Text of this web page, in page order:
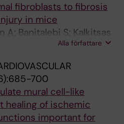
fibroblasts to fibrosis
in mice
A; Banitalebi S; Kalkitsas
E; Herault Y;
Alla författare
700
mural cell-like
healing of ischemic
important for